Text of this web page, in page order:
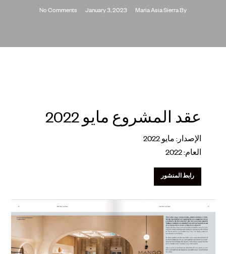
By
Maria Asia Sierra
January 3, 2023
No Comments
عقد المشروع مايو 2022
الإصدار: مايو 2022
العام: 2022
رابط المنشور